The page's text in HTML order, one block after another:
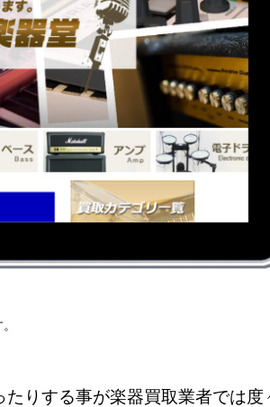
りする事が楽器買取業者では度